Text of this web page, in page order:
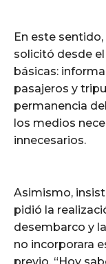
En este
solicitó desde
básicas:
pasajeros y
permanencia
los medios
innecesarios.
Asimismo,
pidió la
desembarco y
no incorporara
previo. “Hoy